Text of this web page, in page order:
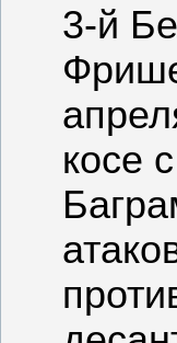
3-й
косе